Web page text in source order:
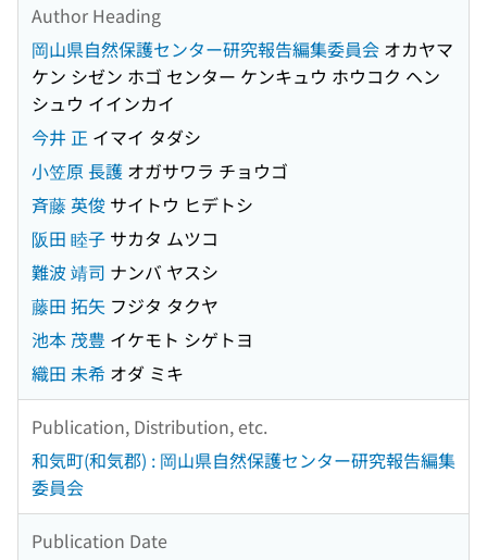
Author Heading
岡山県自然保護センター研究報告編集委員会 オカヤマ
ケン シゼン ホゴ センター ケンキュウ ホウコク ヘン
シュウ イインカイ
今井 正 イマイ タダシ
小笠原 長護 オガサワラ チョウゴ
斉藤 英俊 サイトウ ヒデトシ
阪田 睦子 サカタ ムツコ
難波 靖司 ナンバ ヤスシ
藤田 拓矢 フジタ タクヤ
池本 茂豊 イケモト シゲトヨ
織田 未希 オダ ミキ
Publication, Distribution, etc.
和気町(和気郡) : 岡山県自然保護センター研究報告編集
委員会
Publication Date